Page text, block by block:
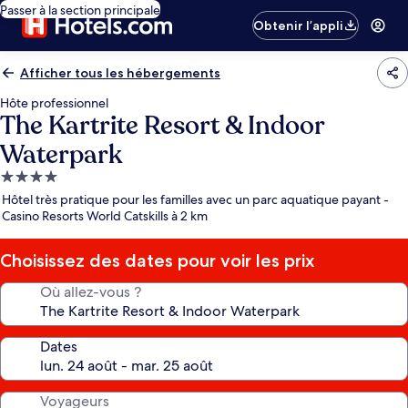
Passer à la section principale
Obtenir l’appli
Afficher tous les hébergements
Hôte professionnel
The Kartrite Resort & Indoor
Waterpark
Hébergement
4.0 étoiles
Hôtel très pratique pour les familles avec un parc aquatique payant -
Casino Resorts World Catskills à 2 km
Choisissez des dates pour voir les prix
Où allez-vous ?
Dates
Voyageurs